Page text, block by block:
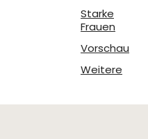
Starke
Frauen
Vorschau
Weitere